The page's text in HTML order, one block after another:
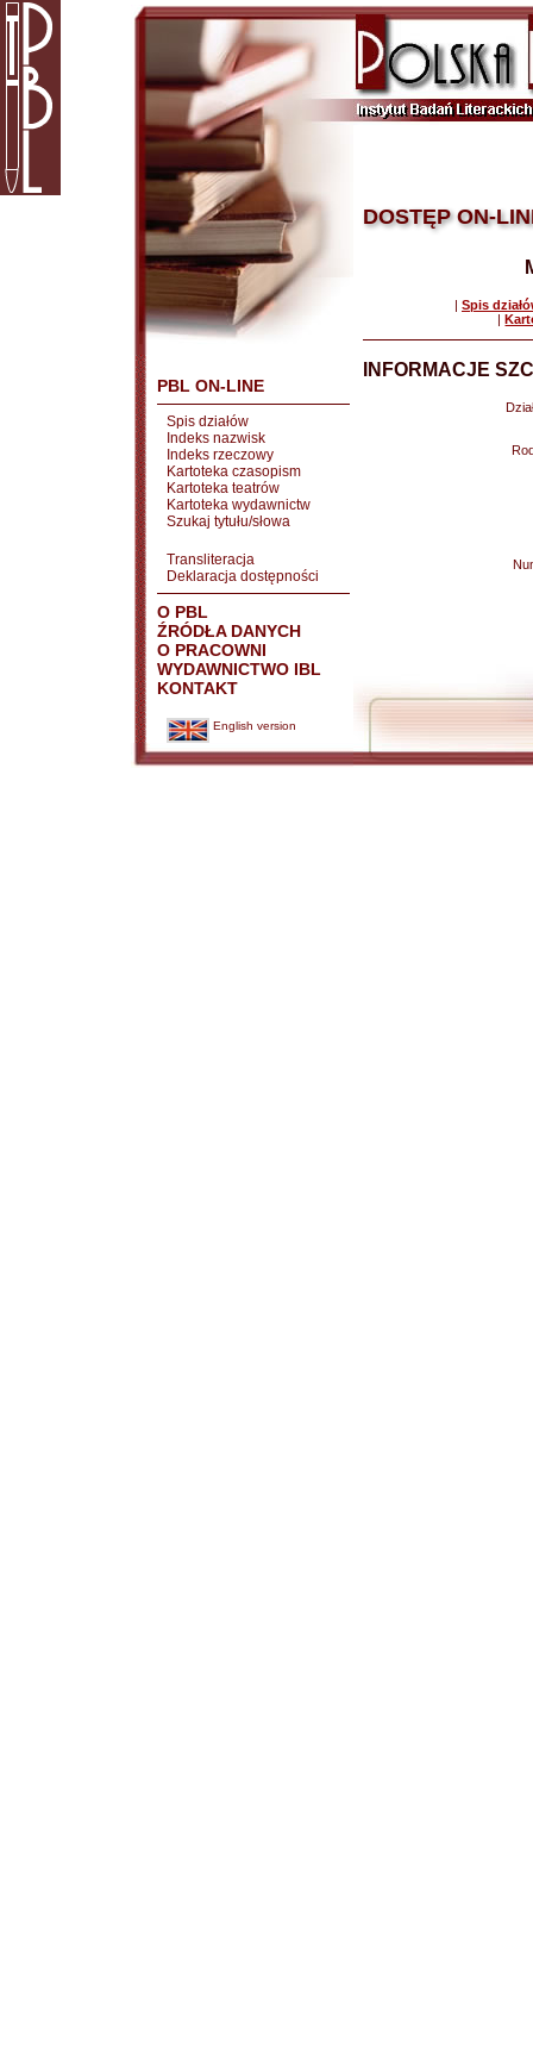
PBL ON-LINE
Spis działów
Indeks nazwisk
Indeks rzeczowy
Kartoteka czasopism
Kartoteka teatrów
Kartoteka wydawnictw
Szukaj tytułu/słowa
Transliteracja
Deklaracja dostępności
O PBL
ŹRÓDŁA DANYCH
O PRACOWNI
WYDAWNICTWO IBL
KONTAKT
English version
DOSTĘP ON-
| Spis
|
INFORMACJE